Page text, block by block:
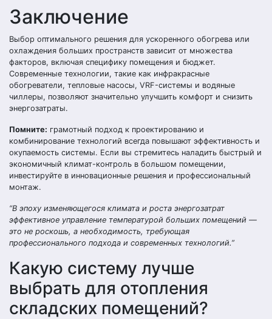
Заключение
Выбор оптимального решения для ускоренного обогрева или
охлаждения больших пространств зависит от множества
факторов, включая специфику помещения и бюджет.
Современные технологии, такие как инфракрасные
обогреватели, тепловые насосы, VRF-системы и водяные
чиллеры, позволяют значительно улучшить комфорт и снизить
энергозатраты.
Помните: грамотный подход к проектированию и
комбинирование технологий всегда повышают эффективность и
окупаемость системы. Если вы стремитесь наладить быстрый и
экономичный климат-контроль в большом помещении,
инвестируйте в инновационные решения и профессиональный
монтаж.
“В эпоху изменяющегося климата и роста энергозатрат
эффективное управление температурой больших помещений —
это не роскошь, а необходимость, требующая
профессионального подхода и современных технологий.”
Какую систему лучше
выбрать для отопления
складских помещений?